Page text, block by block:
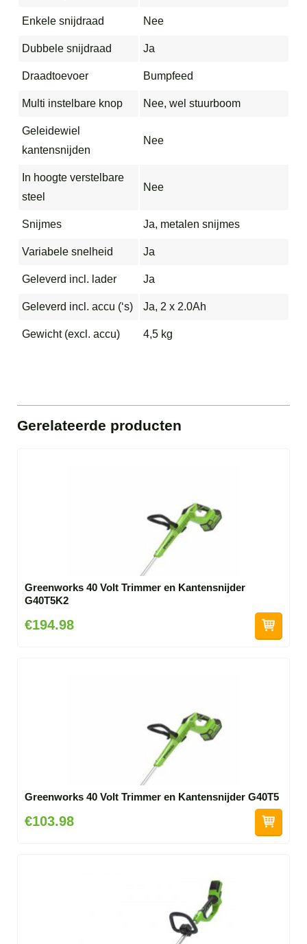
Enkele snijdraad Nee
Dubbele snijdraad Ja
Draadtoevoer Bumpfeed
Multi instelbare knop Nee, wel stuurboom
Geleidewiel
kantensnijden
Nee
In hoogte verstelbare
steel
Nee
Snijmes Ja, metalen snijmes
Variabele snelheid Ja
Geleverd incl. lader Ja
Geleverd incl. accu (‘s) Ja, 2 x 2.0Ah
Gewicht (excl. accu) 4,5 kg
Gerelateerde producten
Greenworks 40 Volt Trimmer en Kantensnijder
G40T5K2
€194.98
Greenworks 40 Volt Trimmer en Kantensnijder G40T5
€103.98